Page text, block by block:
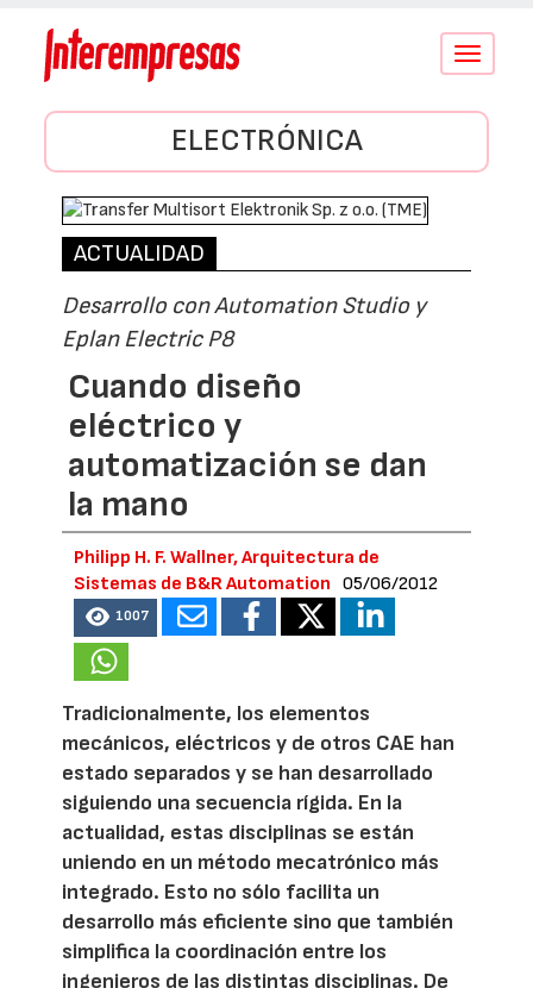
Conmutar
ELECTRÓNICA
ACTUALIDAD
Desarrollo con Automation Studio y
Eplan Electric P8
Cuando diseño
eléctrico y
automatización se dan
la mano
Philipp H. F. Wallner, Arquitectura de
Sistemas de B&R Automation
05/06/2012
1007
Tradicionalmente, los elementos
mecánicos, eléctricos y de otros CAE han
estado separados y se han desarrollado
siguiendo una secuencia rígida. En la
actualidad, estas disciplinas se están
uniendo en un método mecatrónico más
integrado. Esto no sólo facilita un
desarrollo más eficiente sino que también
simplifica la coordinación entre los
ingenieros de las distintas disciplinas. De